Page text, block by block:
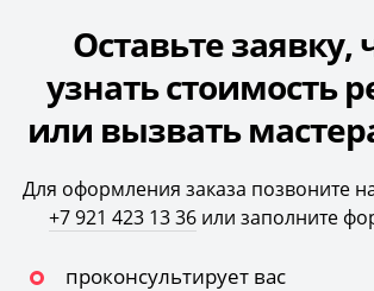
Оставьте заявку,
узнать стоимость
или вызвать
Для оформления заказа позвоните
+7 921 423 13 36или заполните
проконсультирует вас